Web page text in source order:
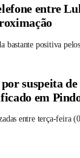
entre
bastante positiva
suspeita
em
entre terça-feira